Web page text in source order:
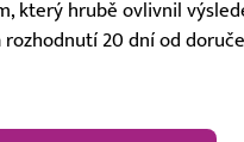
který hrubě ovlivnil
20 dní od